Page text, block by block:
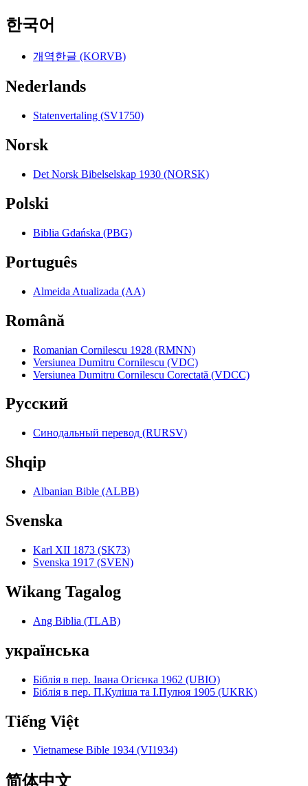
한국어
개역한글 (KORVB)
Nederlands
Statenvertaling (SV1750)
Norsk
Det Norsk Bibelselskap 1930 (NORSK)
Polski
Biblia Gdańska (PBG)
Português
Almeida Atualizada (AA)
Română
Romanian Cornilescu 1928 (RMNN)
Versiunea Dumitru Cornilescu (VDC)
Versiunea Dumitru Cornilescu Corectată (VDCC)
Pyccкий
Синодальный перевод (RURSV)
Shqip
Albanian Bible (ALBB)
Svenska
Karl XII 1873 (SK73)
Svenska 1917 (SVEN)
Wikang Tagalog
Ang Biblia (TLAB)
українська
Біблія в пер. Івана Огієнка 1962 (UBIO)
Біблія в пер. П.Куліша та І.Пулюя 1905 (UKRK)
Tiếng Việt
Vietnamese Bible 1934 (VI1934)
简体中文